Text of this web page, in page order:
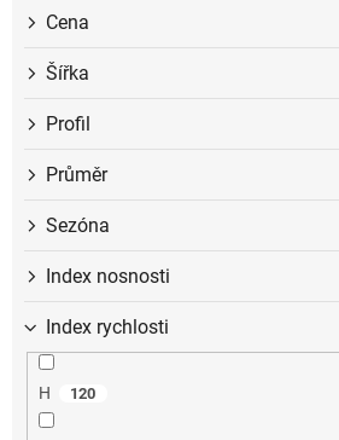
Cena
Šířka
Profil
Průměr
Sezóna
Index nosnosti
Index rychlosti
H 120